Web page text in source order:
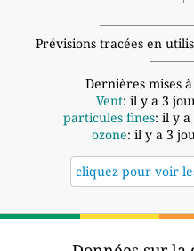
Prévisions tracées en
Dernières mises
Vent: il y a 3
particules fines: il y
ozone: il y a 3
cliquez pour voir